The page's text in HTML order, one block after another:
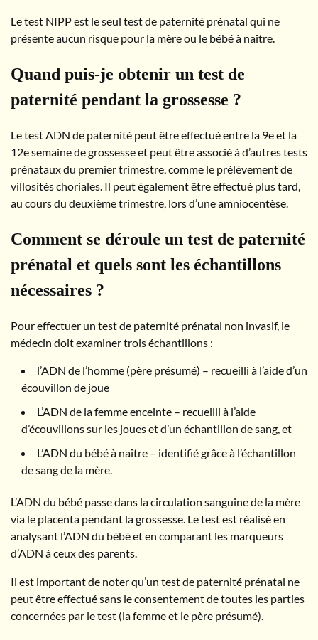
Le test NIPP est le seul test de paternité prénatal qui ne
présente aucun risque pour la mère ou le bébé à naître.
Quand puis-je obtenir un test de
paternité pendant la grossesse ?
Le test ADN de paternité peut être effectué entre la 9e et la
12e semaine de grossesse et peut être associé à d’autres tests
prénataux du premier trimestre, comme le prélèvement de
villosités choriales. Il peut également être effectué plus tard,
au cours du deuxième trimestre, lors d’une amniocentèse.
Comment se déroule un test de paternité
prénatal et quels sont les échantillons
nécessaires ?
Pour effectuer un test de paternité prénatal non invasif, le
médecin doit examiner trois échantillons :
l’ADN de l’homme (père présumé) – recueilli à l’aide d’un
écouvillon de joue
L’ADN de la femme enceinte – recueilli à l’aide
d’écouvillons sur les joues et d’un échantillon de sang, et
L’ADN du bébé à naître – identifié grâce à l’échantillon
de sang de la mère.
L’ADN du bébé passe dans la circulation sanguine de la mère
via le placenta pendant la grossesse. Le test est réalisé en
analysant l’ADN du bébé et en comparant les marqueurs
d’ADN à ceux des parents.
Il est important de noter qu’un test de paternité prénatal ne
peut être effectué sans le consentement de toutes les parties
concernées par le test (la femme et le père présumé).